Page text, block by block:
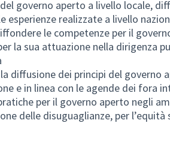
governo aperto a livello locale,
esperienze realizzate a livello
le competenze per il
la sua attuazione nella dirigenza
diffusione dei principi del governo
e in linea con le agende dei fora
per il governo aperto negli
delle disuguaglianze, per